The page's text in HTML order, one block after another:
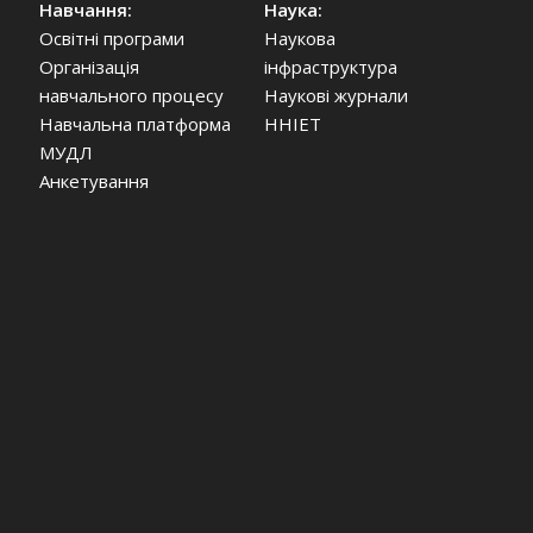
Навчання:
Освітні програми
Організація
навчального процесу
Навчальна платформа
МУДЛ
Анкетування
Наука:
Наукова
інфраструктура
Наукові журнали
ННІЕТ